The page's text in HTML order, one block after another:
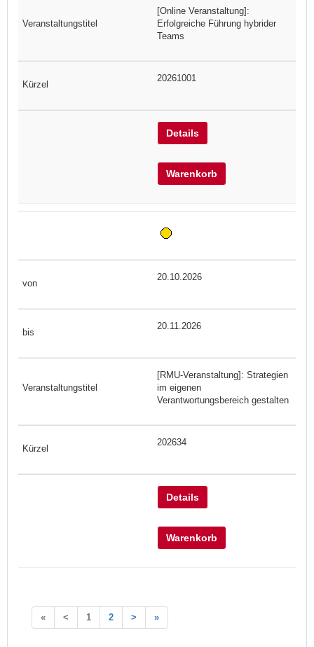
[Online Veranstaltung]:
Erfolgreiche Führung hybrider
Teams
20261001
Details
Warenkorb
20.10.2026
20.11.2026
[RMU-Veranstaltung]: Strategien
im eigenen
Verantwortungsbereich gestalten
202634
Details
Warenkorb
« < 1 2 > »